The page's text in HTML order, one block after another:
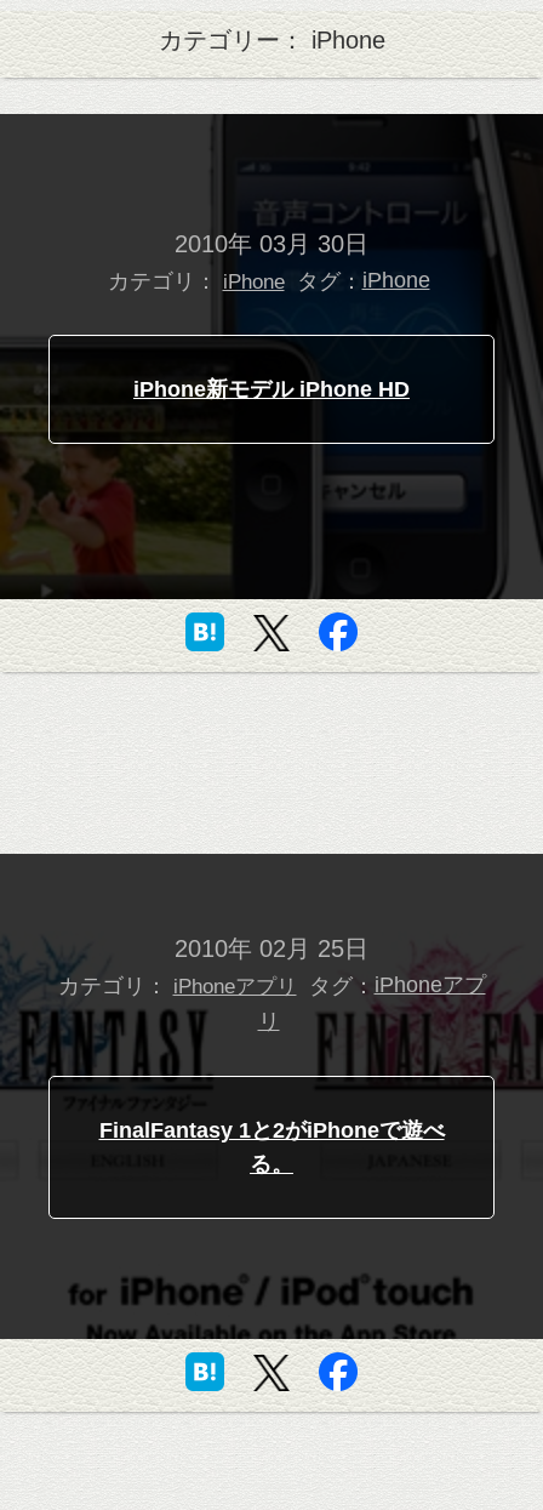
カテゴリー： iPhone
2010年 03月 30日
カテゴリ： iPhone タグ： iPhone
iPhone新モデル iPhone HD
2010年 02月 25日
カテゴリ： iPhoneアプリ タグ： iPhoneアプ
リ
FinalFantasy 1と2がiPhoneで遊べ
る。